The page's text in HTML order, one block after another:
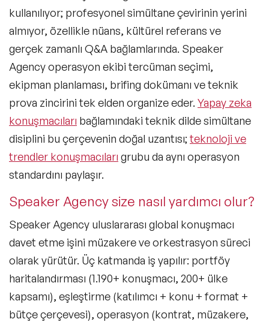
kullanılıyor; profesyonel simültane çevirinin yerini
almıyor, özellikle nüans, kültürel referans ve
gerçek zamanlı Q&A bağlamlarında. Speaker
Agency operasyon ekibi tercüman seçimi,
ekipman planlaması, brifing dokümanı ve teknik
prova zincirini tek elden organize eder. Yapay zeka
konuşmacıları bağlamındaki teknik dilde simültane
disiplini bu çerçevenin doğal uzantısı; teknoloji ve
trendler konuşmacıları grubu da aynı operasyon
standardını paylaşır.
Speaker Agency size nasıl yardımcı olur?
Speaker Agency uluslararası global konuşmacı
davet etme işini müzakere ve orkestrasyon süreci
olarak yürütür. Üç katmanda iş yapılır: portföy
haritalandırması (1.190+ konuşmacı, 200+ ülke
kapsamı), eşleştirme (katılımcı + konu + format +
bütçe çerçevesi), operasyon (kontrat, müzakere,